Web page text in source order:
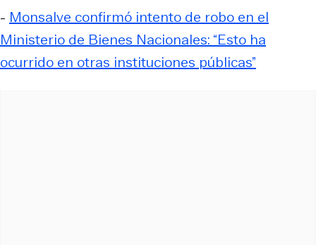
- Monsalve confirmó intento de robo en el
Ministerio de Bienes Nacionales: “Esto ha
ocurrido en otras instituciones públicas”